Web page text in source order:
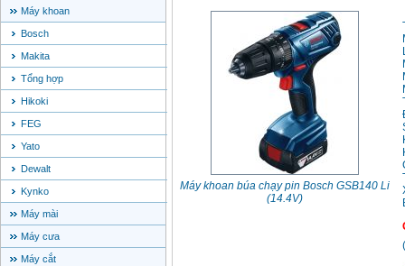
Máy khoan
Bosch
Makita
Tổng hợp
Hikoki
FEG
Yato
Dewalt
Kynko
Máy mài
Máy cưa
Máy cắt
Máy khoan búa chạy pin Bosch GSB140 Li
(14.4V)
(